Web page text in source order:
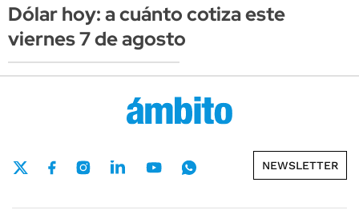
Dólar hoy: a cuánto cotiza este
viernes 7 de agosto
NEWSLETTER